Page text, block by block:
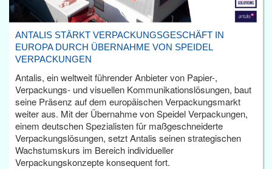
ANTALIS STÄRKT VERPACKUNGSGESCHÄFT IN
EUROPA DURCH ÜBERNAHME VON SPEIDEL
VERPACKUNGEN
Antalis, ein weltweit führender Anbieter von Papier-,
Verpackungs- und visuellen Kommunikationslösungen, baut
seine Präsenz auf dem europäischen Verpackungsmarkt
weiter aus. Mit der Übernahme von Speidel Verpackungen,
einem deutschen Spezialisten für maßgeschneiderte
Verpackungslösungen, setzt Antalis seinen strategischen
Wachstumskurs im Bereich individueller
Verpackungskonzepte konsequent fort.